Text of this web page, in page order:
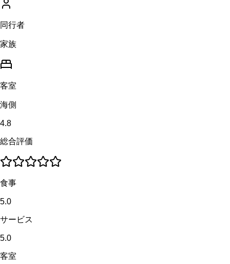
同行者
家族
客室
海側
4.8
総合評価
食事
5.0
サービス
5.0
客室